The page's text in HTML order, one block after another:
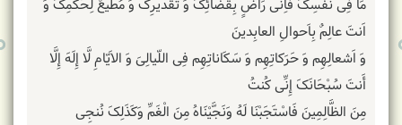
مَا فِی نَفْسِکَ فَاِنّی رَاضٍ بِقَضائِکَ وَ تَقدیرِکَ وَ مُطیعٌ لِحُکمِکَ وَ
اَنتَ عالِمٌ بِاَحوالِ العابِدینَ
وَ اَشعالِهِم وَ حَرَکاتِهِم وَ سَکَاناتِهِم فِی اللّیالِیَ وَ الاَیّامِ لَّا إِلَهَ إِلَّا
أَنتَ سُبْحَانَکَ إِنِّی کُنتُ
مِنَ الظَّالِمِینَ فَاسْتَجَبْنَا لَهُ وَنَجَّیْنَاهُ مِنَ الْغَمِّ وَکَذَلِکَ نُنجِی